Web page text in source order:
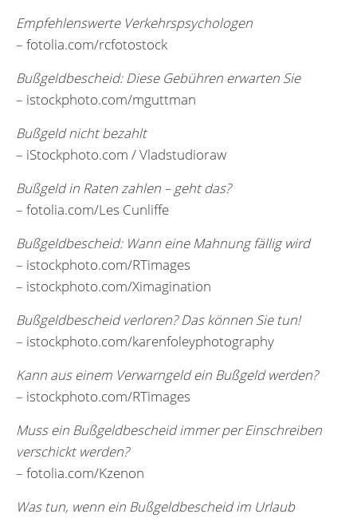
Empfehlenswerte Verkehrspsychologen
– fotolia.com/rcfotostock
Bußgeldbescheid: Diese Gebühren erwarten Sie
– istockphoto.com/mguttman
Bußgeld nicht bezahlt
– iStockphoto.com / Vladstudioraw
Bußgeld in Raten zahlen – geht das?
– fotolia.com/Les Cunliffe
Bußgeldbescheid: Wann eine Mahnung fällig wird
– istockphoto.com/RTimages
– istockphoto.com/Ximagination
Bußgeldbescheid verloren? Das können Sie tun!
– istockphoto.com/karenfoleyphotography
Kann aus einem Verwarngeld ein Bußgeld werden?
– istockphoto.com/RTimages
Muss ein Bußgeldbescheid immer per Einschreiben
verschickt werden?
– fotolia.com/Kzenon
Was tun, wenn ein Bußgeldbescheid im Urlaub